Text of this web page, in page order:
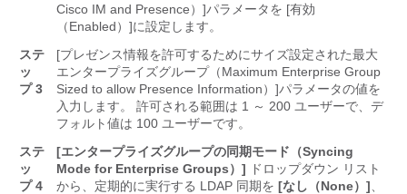
Cisco IM and Presence）]パラメータを [有効
（Enabled）]に設定します。
ステ
ッ
プ 3
[プレゼンス情報を許可するためにサイズ設定された最大
エンタープライズグループ（Maximum Enterprise Group
Sized to allow Presence Information）]パラメータの値を
入力します。 許可される範囲は 1 ～ 200 ユーザーで、デ
フォルト値は 100 ユーザーです。
ステ
ッ
プ 4
[エンタープライズグループの同期モード（Syncing
Mode for Enterprise Groups）] ドロップダウン リスト
から、定期的に実行する LDAP 同期を [なし（None）]